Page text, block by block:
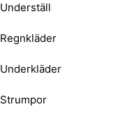
Underställ
Regnkläder
Underkläder
Strumpor